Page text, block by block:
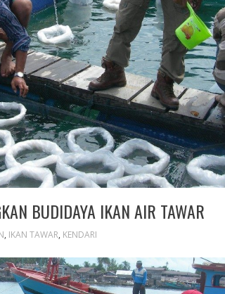
BUDIDAYA IKAN AIR TAWAR
, IKAN TAWAR, KENDARI